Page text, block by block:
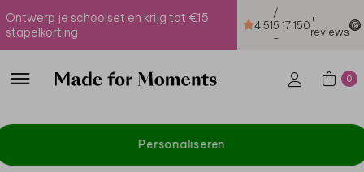
Ontwerp je schoolset en krijg tot €15
stapelkorting
4.51
/
5
-
17.150+
reviews
0
Personaliseren